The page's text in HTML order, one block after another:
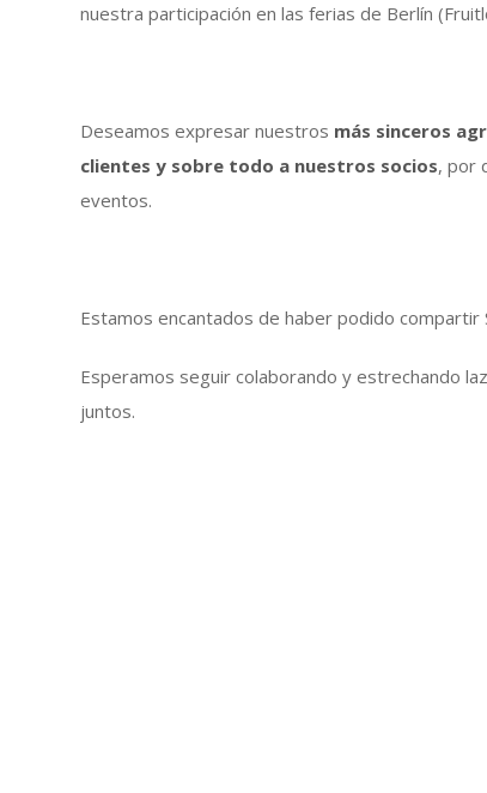
nuestra participación en las ferias de Berlín
Deseamos expresar nuestros más sinceros
clientes y sobre todo a nuestros socios, por
eventos.
Estamos encantados de haber podido compartir
Esperamos seguir colaborando y estrechando
juntos.